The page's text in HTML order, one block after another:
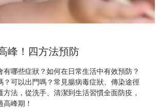
峰！四方法預防
有哪些症狀？如何在日常生活中有效預防？
？可以出門嗎？常見腸病毒症狀、傳染途徑
方法，從洗手、清潔到生活習慣全面防疫，
峰期！